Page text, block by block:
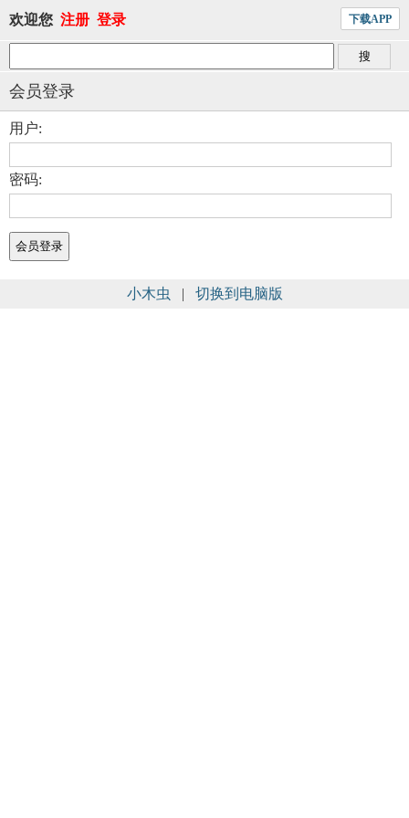
欢迎您 注册 登录 下载APP
会员登录
用户:
密码:
小木虫 | 切换到电脑版